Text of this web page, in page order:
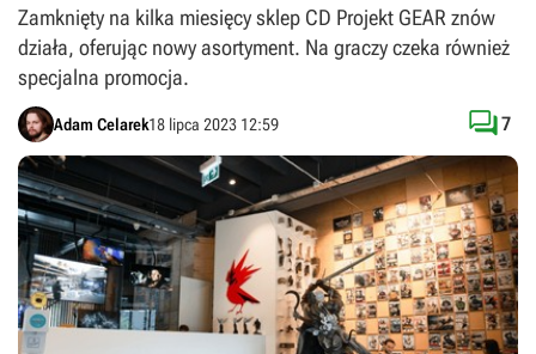
Zamknięty na kilka miesięcy sklep CD Projekt GEAR znów
działa, oferując nowy asortyment. Na graczy czeka również
specjalna promocja.
Adam Celarek18 lipca 2023 12:59 7